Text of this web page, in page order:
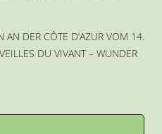
DER CÔTE D’AZUR VOM 14.
DU VIVANT – WUNDER